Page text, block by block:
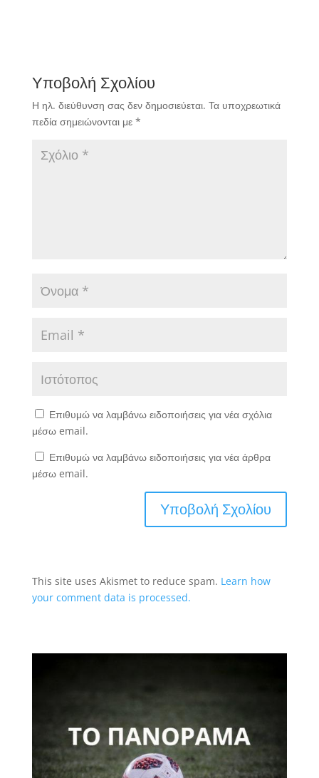
Υποβολή Σχολίου
Η ηλ. διεύθυνση σας δεν δημοσιεύεται. Τα υποχρεωτικά
πεδία σημειώνονται με *
Επιθυμώ να λαμβάνω ειδοποιήσεις για νέα σχόλια
μέσω email.
Επιθυμώ να λαμβάνω ειδοποιήσεις για νέα άρθρα
μέσω email.
This site uses Akismet to reduce spam. Learn how
your comment data is processed.